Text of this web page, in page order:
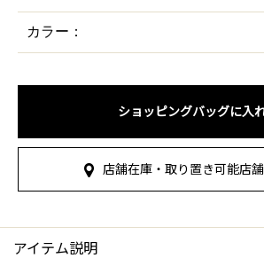
カラー：
ショッピングバッグに入
店舗在庫・取り置き可能店
アイテム説明